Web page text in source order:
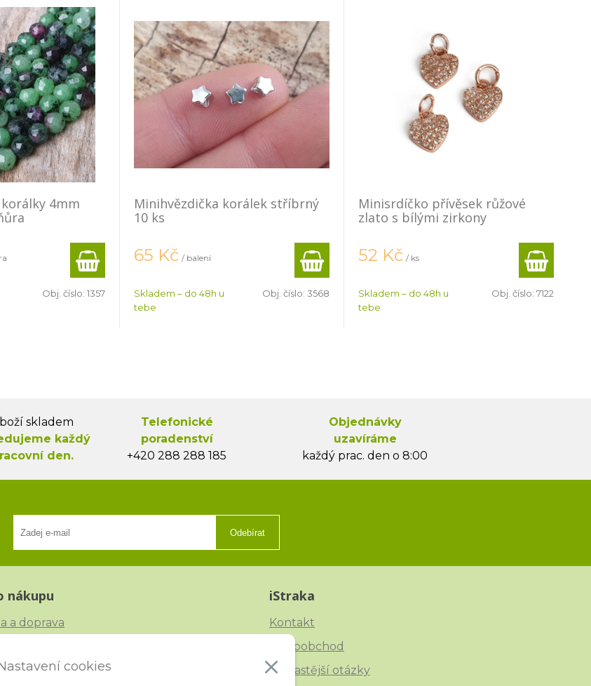
cookies
4mm
Obj. číslo: 1357
Minihvězdička korálek stříbrný
10 ks
65 Kč / balení
Skladem – do 48h u
tebe
Obj. číslo: 3568
Minisrdíčko přívěsek růžové
zlato s bílými zirkony
52 Kč / ks
Skladem – do 48h u
tebe
Obj. číslo: 7122
skladem
každý
den.
Telefonické
poradenství
+420 288 288 185
Objednávky
uzavíráme
každý prac. den o 8:00
Odebírat
nákupu
a doprava
podmínky
iStraka
Kontakt
Velkoobchod
Nejčastější otázky